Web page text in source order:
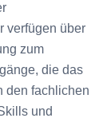
verfügen über
zum
die das
den fachlichen
und